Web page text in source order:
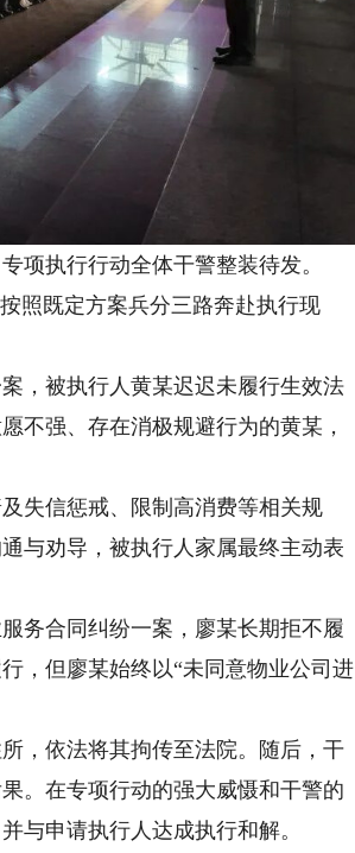
执行行动全体干警整装待发。
照既定方案兵分三路奔赴执行现
，被执行人黄某迟迟未履行生效法
不强、存在消极规避行为的黄某，
失信惩戒、限制高消费等相关规
与劝导，被执行人家属最终主动表
合同纠纷一案，廖某长期拒不履
，但廖某始终以“未同意物业公司进
，依法将其拘传至法院。随后，干
。在专项行动的强大威慑和干警的
与申请执行人达成执行和解。